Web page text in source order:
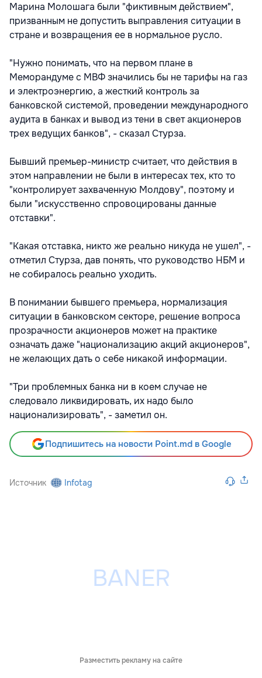
Марина Молошага были "фиктивным действием",
призванным не допустить выправления ситуации в
стране и возвращения ее в нормальное русло.
"Нужно понимать, что на первом плане в
Меморандуме с МВФ значились бы не тарифы на газ
и электроэнергию, а жесткий контроль за
банковской системой, проведении международного
аудита в банках и вывод из тени в свет акционеров
трех ведущих банков", - сказал Стурза.
Бывший премьер-министр считает, что действия в
этом направлении не были в интересах тех, кто то
"контролирует захваченную Молдову", поэтому и
были "искусственно спровоцированы данные
отставки".
"Какая отставка, никто же реально никуда не ушел", -
отметил Стурза, дав понять, что руководство НБМ и
не собиралось реально уходить.
В понимании бывшего премьера, нормализация
ситуации в банковском секторе, решение вопроса
прозрачности акционеров может на практике
означать даже "национализацию акций акционеров",
не желающих дать о себе никакой информации.
"Три проблемных банка ни в коем случае не
следовало ликвидировать, их надо было
национализировать", - заметил он.
Подпишитесь на новости Point.md в Google
Источник Infotag
Разместить рекламу на сайте